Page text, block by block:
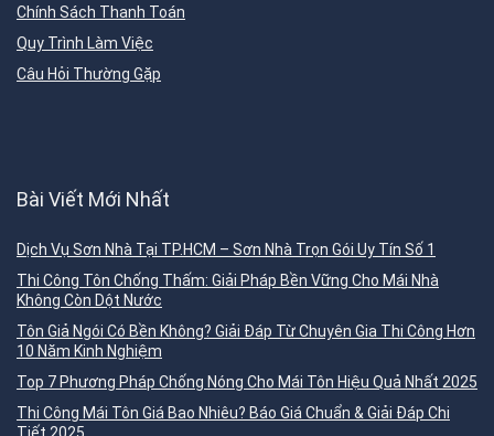
Chính Sách Thanh Toán
Quy Trình Làm Việc
Câu Hỏi Thường Gặp
Bài Viết Mới Nhất
Dịch Vụ Sơn Nhà Tại TP.HCM – Sơn Nhà Trọn Gói Uy Tín Số 1
Thi Công Tôn Chống Thấm: Giải Pháp Bền Vững Cho Mái Nhà
Không Còn Dột Nước
Tôn Giả Ngói Có Bền Không? Giải Đáp Từ Chuyên Gia Thi Công Hơn
10 Năm Kinh Nghiệm
Top 7 Phương Pháp Chống Nóng Cho Mái Tôn Hiệu Quả Nhất 2025
Thi Công Mái Tôn Giá Bao Nhiêu? Báo Giá Chuẩn & Giải Đáp Chi